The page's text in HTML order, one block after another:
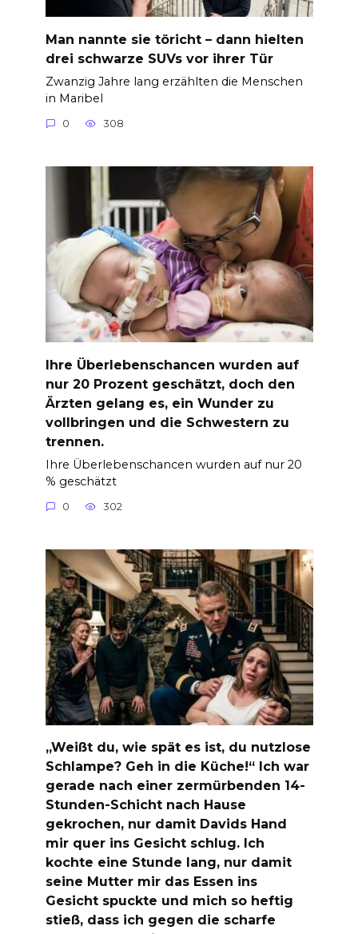
Man nannte sie töricht – dann hielten
drei schwarze SUVs vor ihrer Tür
Zwanzig Jahre lang erzählten die Menschen
in Maribel
0 308
Ihre Überlebenschancen wurden auf
nur 20 Prozent geschätzt, doch den
Ärzten gelang es, ein Wunder zu
vollbringen und die Schwestern zu
trennen.
Ihre Überlebenschancen wurden auf nur 20
% geschätzt
0 302
„Weißt du, wie spät es ist, du nutzlose
Schlampe? Geh in die Küche!“ Ich war
gerade nach einer zermürbenden 14-
Stunden-Schicht nach Hause
gekrochen, nur damit Davids Hand
mir quer ins Gesicht schlug. Ich
kochte eine Stunde lang, nur damit
seine Mutter mir das Essen ins
Gesicht spuckte und mich so heftig
stieß, dass ich gegen die scharfe